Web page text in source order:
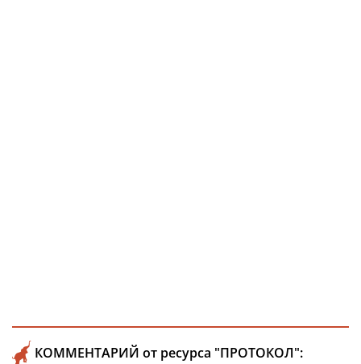
КОММЕНТАРИЙ от ресурса "ПРОТОКОЛ":